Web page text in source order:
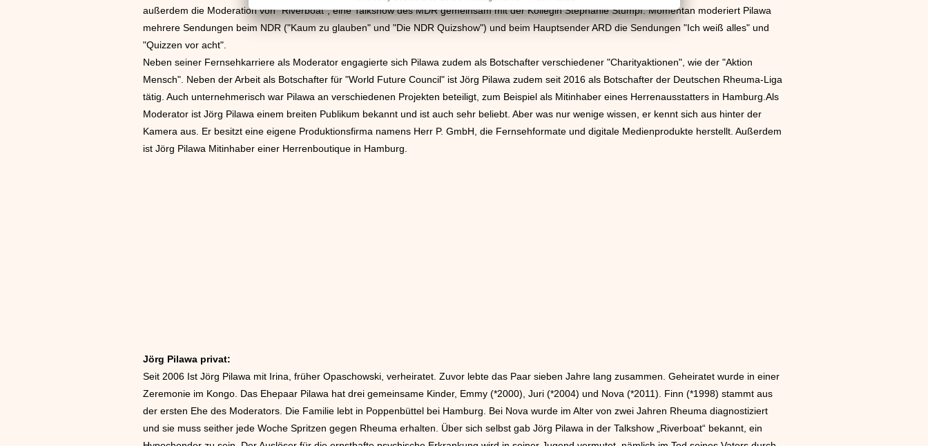
außerdem die Moderation von "Riverboat", eine Talkshow des MDR gemeinsam mit der Kollegin Stephanie Stumpf. Momentan moderiert Pilawa
mehrere Sendungen beim NDR ("Kaum zu glauben" und "Die NDR Quizshow") und beim Hauptsender ARD die Sendungen "Ich weiß alles" und
"Quizzen vor acht".
Neben seiner Fernsehkarriere als Moderator engagierte sich Pilawa zudem als Botschafter verschiedener "Charityaktionen", wie der "Aktion
Mensch". Neben der Arbeit als Botschafter für "World Future Council" ist Jörg Pilawa zudem seit 2016 als Botschafter der Deutschen Rheuma-Liga
tätig. Auch unternehmerisch war Pilawa an verschiedenen Projekten beteiligt, zum Beispiel als Mitinhaber eines Herrenausstatters in Hamburg.Als
Moderator ist Jörg Pilawa einem breiten Publikum bekannt und ist auch sehr beliebt. Aber was nur wenige wissen, er kennt sich aus hinter der
Kamera aus. Er besitzt eine eigene Produktionsfirma namens Herr P. GmbH, die Fernsehformate und digitale Medienprodukte herstellt. Außerdem
ist Jörg Pilawa Mitinhaber einer Herrenboutique in Hamburg.
Jörg Pilawa privat:
Seit 2006 Ist Jörg Pilawa mit Irina, früher Opaschowski, verheiratet. Zuvor lebte das Paar sieben Jahre lang zusammen. Geheiratet wurde in einer
Zeremonie im Kongo. Das Ehepaar Pilawa hat drei gemeinsame Kinder, Emmy (*2000), Juri (*2004) und Nova (*2011). Finn (*1998) stammt aus
der ersten Ehe des Moderators. Die Familie lebt in Poppenbüttel bei Hamburg. Bei Nova wurde im Alter von zwei Jahren Rheuma diagnostiziert
und sie muss seither jede Woche Spritzen gegen Rheuma erhalten. Über sich selbst gab Jörg Pilawa in der Talkshow „Riverboat“ bekannt, ein